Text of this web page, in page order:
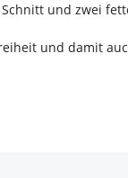
und zwei
und damit